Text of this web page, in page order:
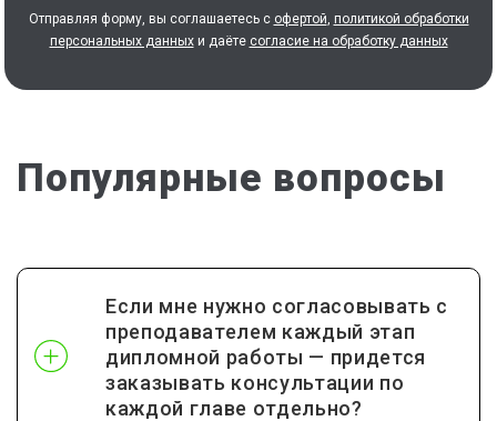
Отправляя форму, вы соглашаетесь с офертой политикой обработки
персональных данныхи даёте согласие на обработку данных
Популярные вопросы
Если мне нужно согласовывать с
преподавателем каждый этап
дипломной работы — придется
заказывать консультации по
каждой главе отдельно?